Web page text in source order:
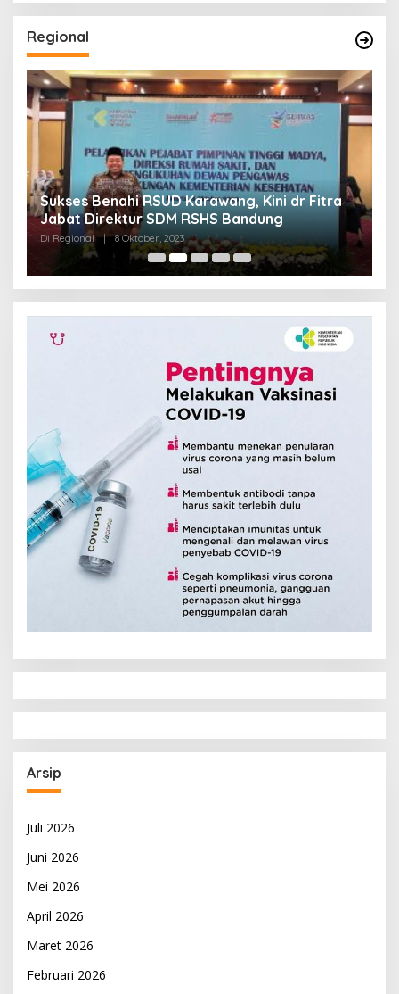
Regional
Sukses Benahi RSUD Karawang, Kini dr Fitra
Jabat Direktur SDM RSHS Bandung
Di Regional | 8 Oktober, 2023
Arsip
Juli 2026
Juni 2026
Mei 2026
April 2026
Maret 2026
Februari 2026